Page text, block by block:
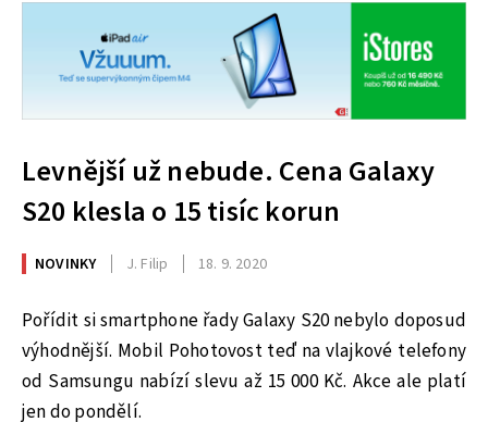
Levnější už nebude. Cena Galaxy
S20 klesla o 15 tisíc korun
NOVINKY J. Filip 18. 9. 2020
Pořídit si smartphone řady Galaxy S20 nebylo doposud
výhodnější. Mobil Pohotovost teď na vlajkové telefony
od Samsungu nabízí slevu až 15 000 Kč. Akce ale platí
jen do pondělí.